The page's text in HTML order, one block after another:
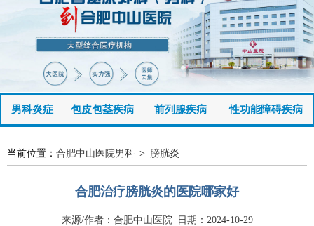
男科炎症 包皮包茎疾病 前列腺疾病 性功能障碍疾病
当前位置： 合肥中山医院男科 > 膀胱炎
合肥治疗膀胱炎的医院哪家好
来源/作者：合肥中山医院 日期：2024-10-29